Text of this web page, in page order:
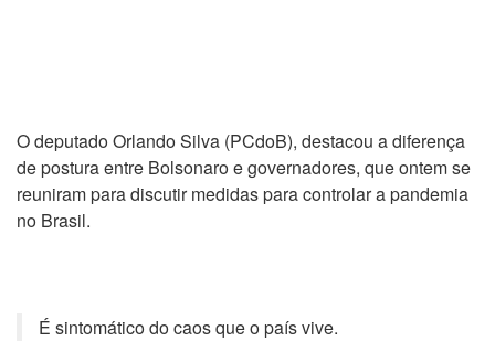
O deputado Orlando Silva (PCdoB), destacou a diferença
de postura entre Bolsonaro e governadores, que ontem se
reuniram para discutir medidas para controlar a pandemia
no Brasil.
É sintomático do caos que o país vive.